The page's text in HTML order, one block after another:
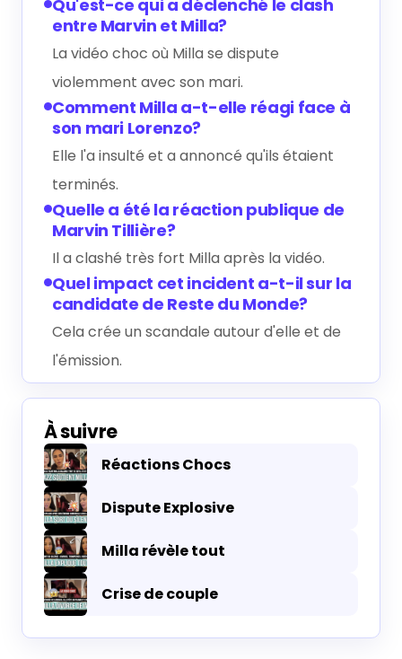
Qu'est-ce qui a déclenché le clash
entre Marvin et Milla?
La vidéo choc où Milla se dispute
violemment avec son mari.
Comment Milla a-t-elle réagi face à
son mari Lorenzo?
Elle l'a insulté et a annoncé qu'ils étaient
terminés.
Quelle a été la réaction publique de
Marvin Tillière?
Il a clashé très fort Milla après la vidéo.
Quel impact cet incident a-t-il sur la
candidate de Reste du Monde?
Cela crée un scandale autour d'elle et de
l'émission.
À suivre
Réactions Chocs
Dispute Explosive
Milla révèle tout
Crise de couple